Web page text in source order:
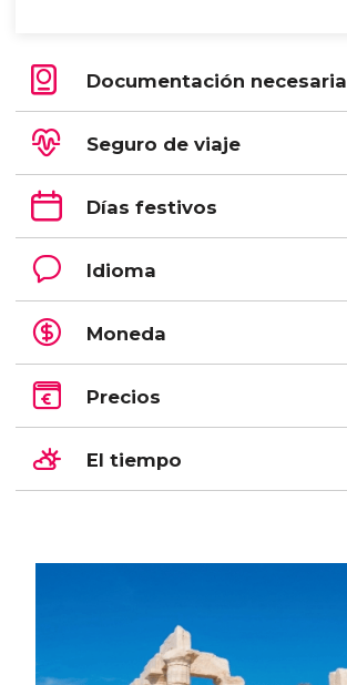
Documentación necesaria
Seguro de viaje
Días festivos
Idioma
Moneda
Precios
El tiempo